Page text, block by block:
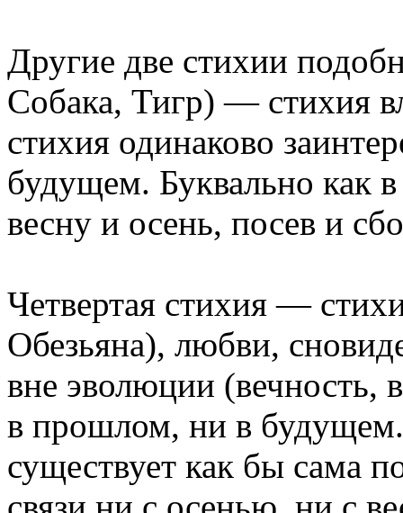
Другие две стихии
Собака, Тигр) — стихия
стихия одинаково
будущем. Буквально как
весну и осень, посев и
Четвертая стихия —
Обезьяна), любви,
вне эволюции (вечность,
в прошлом, ни в
существует как бы сама